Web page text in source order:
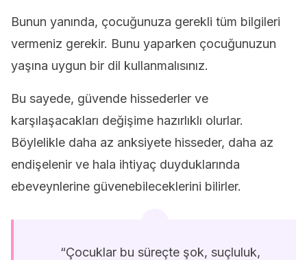
Bunun yanında, çocuğunuza gerekli tüm bilgileri
vermeniz gerekir. Bunu yaparken çocuğunuzun
yaşına uygun bir dil kullanmalısınız.
Bu sayede, güvende hissederler ve
karşılaşacakları değişime hazırlıklı olurlar.
Böylelikle daha az anksiyete hisseder, daha az
endişelenir ve hala ihtiyaç duyduklarında
ebeveynlerine güvenebileceklerini bilirler.
“Çocuklar bu süreçte şok, suçluluk,